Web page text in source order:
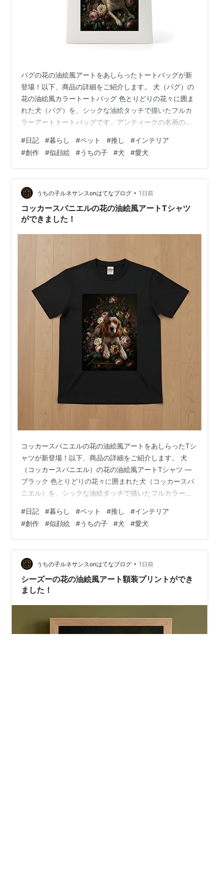
パグの花の油絵風アートをあしらったトートバッグが新
登場！以下、商品の詳細をご紹介します。 犬（パグ）の
花の油絵風カラートートバッグ 色とりどりの花々に囲ま
れた犬（パグ）を、シックな油絵タッチで描いたフルカ
ラーアートトートバッグです。アンティークの名画のよ
ます。 ◆ 商品内容・キャンバス地トートバッグ（白）・
額縁なしのフルカラープリント ◆ サイズ・仕様・本体サ
イズ：約W350×H410mm（持ち手除く）・B4サイズが
ゆったり入るフラット（マチなし）タイプ・持ち手が長
く肩掛けも可能 ◆ こんな方におすすめ・犬好きな方への
プレゼントに・花やボタニカ…
#日記 #暮らし #ペット #推し #インテリア
#創作 #似顔絵 #うちの子 #犬 #愛犬
うちの子ルネサンスonはてなブログ • 1日前
コッカースパニエルの花の油絵風アートTシャツ
ができました！
コッカースパニエルの花の油絵風アートをあしらったTシ
ャツが新登場！以下、商品の詳細をご紹介します。 犬
（コッカースパニエル）の花の油絵風アートTシャツ ―
ブラック 色とりどりの花々に囲まれた犬（コッカースパ
ニエル）を、シックな油絵タッチで描いたフルカラーア
る色調で、さりげなく個性を演出します。 ◆ 商品内容・
ブラックTシャツ（半袖）・額縁なしのフルカラープリン
ト ◆ サイズ展開（S / M / L / XL）・S ： 肩幅45cm ／
着丈65cm ／ 袖丈20cm・M ： 肩幅47cm ／ 着丈68cm
／ 袖丈21cm・L ： 肩幅49…
#日記 #暮らし #ペット #推し #インテリア
#創作 #似顔絵 #うちの子 #犬 #愛犬
うちの子ルネサンスonはてなブログ • 1日前
シーズーの花の油絵風アート額装プリントができ
ました！